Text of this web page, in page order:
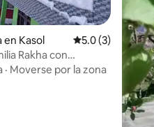
4 evaluaciones
en Kasol Calificación
5.0 (3)
Rakha con
· Moverse por la zona